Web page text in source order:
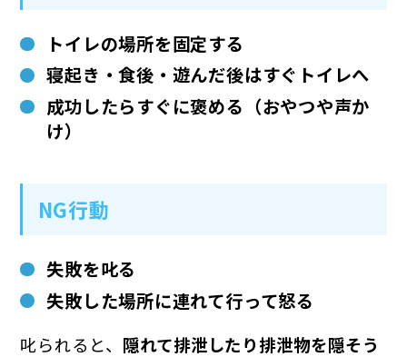
トイレの場所を固定する
寝起き・食後・遊んだ後はすぐトイレへ
成功したらすぐに褒める（おやつや声か
け）
NG行動
失敗を叱る
失敗した場所に連れて行って怒る
叱られると、 隠れて排泄したり排泄物を隠そう